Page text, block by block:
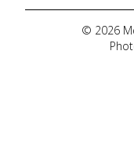
YOUTUBE
PRIVACY POLICY
© 2026